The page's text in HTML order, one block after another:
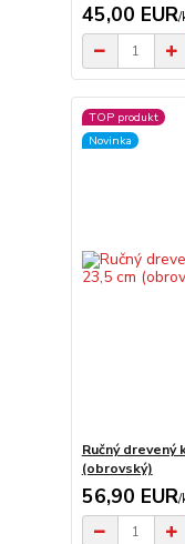
45,00 EUR/
TOP produkt
Novinka
Ručný drevený
(obrovský)
56,90 EUR/